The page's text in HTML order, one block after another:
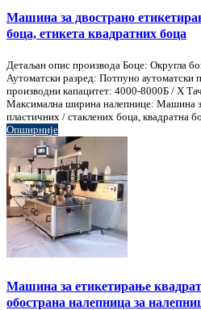
Машина за двострано
боца, етикета квадратних боца
Детаљан опис производа Боце: Округла
Аутоматски разред: Потпуно аутоматски
производни капацитет: 4000-8000Б / Х
Максимална ширина налепнице: Машина
пластичних / стаклених боца, квадратна
Опширније
Машина за етикетирање
обострана налепница за